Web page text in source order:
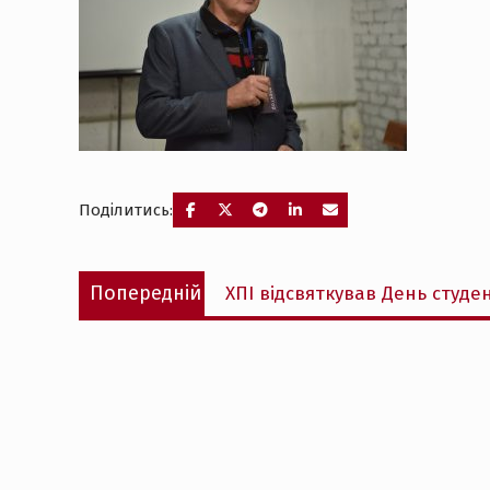
Поділитись:
Навігація
записів
Попередній
Попередній
запис:
ХПІ відсвяткував День